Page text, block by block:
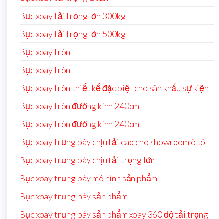
Bục xoay tải trọng lớn 300kg
Bục xoay tải trọng lớn 500kg
Bục xoay tròn
Bục xoay tròn
Bục xoay tròn thiết kế đặc biệt cho sân khấu sự kiện
Bục xoay tròn đường kính 240cm
Bục xoay tròn đường kính 240cm
Bục xoay trưng bày chịu tải cao cho showroom ô tô
Bục xoay trưng bày chịu tải trọng lớn
Bục xoay trưng bày mô hình sản phẩm
Bục xoay trưng bày sản phẩm
Bục xoay trưng bày sản phẩm xoay 360 độ tải trọng